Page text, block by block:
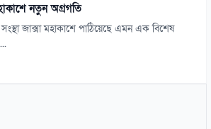
নতুন অগ্রগতি
জাক্সা মহাকাশে পাঠিয়েছে এমন এক বিশেষ